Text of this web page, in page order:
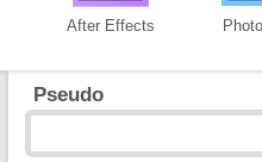
After Effects
Pseudo